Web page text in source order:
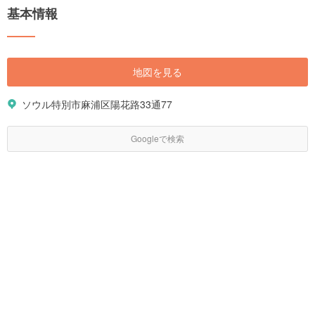
基本情報
地図を見る
ソウル特別市麻浦区陽花路33通77
Googleで検索